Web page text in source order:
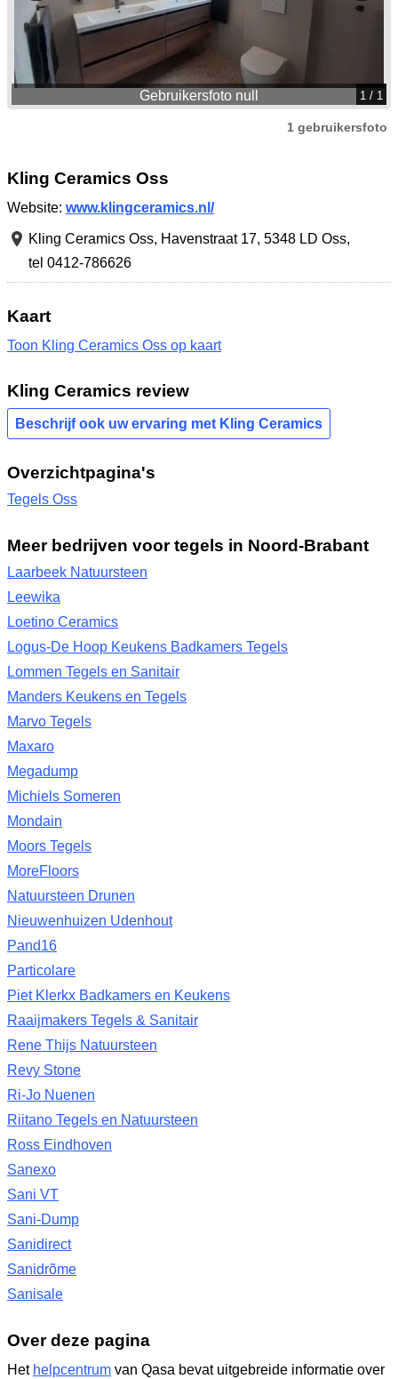
Gebruikersfoto null 1 / 1
1 gebruikersfoto
Kling Ceramics Oss
Website: www.klingceramics.nl/
Kling Ceramics Oss, Havenstraat 17, 5348 LD Oss,
tel 0412-786626
Kaart
Toon Kling Ceramics Oss op kaart
Kling Ceramics review
Beschrijf ook uw ervaring met Kling Ceramics
Overzichtpagina's
Tegels Oss
Meer bedrijven voor tegels in Noord-Brabant
Laarbeek Natuursteen
Leewika
Loetino Ceramics
Logus-De Hoop Keukens Badkamers Tegels
Lommen Tegels en Sanitair
Manders Keukens en Tegels
Marvo Tegels
Maxaro
Megadump
Michiels Someren
Mondain
Moors Tegels
MoreFloors
Natuursteen Drunen
Nieuwenhuizen Udenhout
Pand16
Particolare
Piet Klerkx Badkamers en Keukens
Raaijmakers Tegels & Sanitair
Rene Thijs Natuursteen
Revy Stone
Ri-Jo Nuenen
Riitano Tegels en Natuursteen
Ross Eindhoven
Sanexo
Sani VT
Sani-Dump
Sanidirect
Sanidrõme
Sanisale
Over deze pagina
Het helpcentrum van Qasa bevat uitgebreide informatie over